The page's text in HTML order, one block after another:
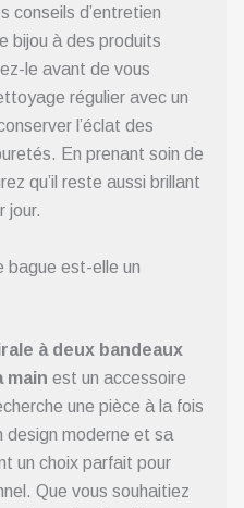
conseils d’entretien
bijou à des produits
le avant de vous
régulier avec un
l’éclat des
En prenant soin de
qu’il reste aussi brillant
jour.
bague est-elle un
à deux bandeaux
main est un accessoire
une pièce à la fois
design moderne et sa
un choix parfait pour
Que vous souhaitiez